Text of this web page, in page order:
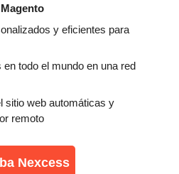
y eficientes para
todo el mundo en una red
sitio web automáticas y
remoto
Nexcess